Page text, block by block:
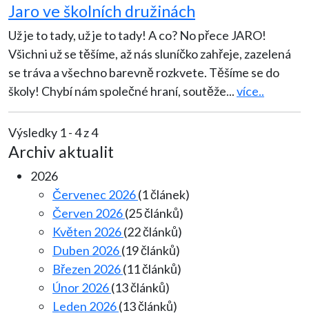
Jaro ve školních družinách
Už je to tady, už je to tady! A co? No přece JARO!
Všichni už se těšíme, až nás sluníčko zahřeje, zazelená
se tráva a všechno barevně rozkvete. Těšíme se do
školy! Chybí nám společné hraní, soutěže...více..
Výsledky 1 - 4 z 4
Archiv aktualit
2026
Červenec 2026(1 článek)
Červen 2026(25 článků)
Květen 2026(22 článků)
Duben 2026(19 článků)
Březen 2026(11 článků)
Únor 2026(13 článků)
Leden 2026(13 článků)